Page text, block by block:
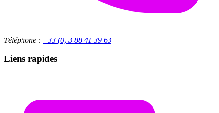
Téléphone : +33 (0) 3 88 41 39 63
Liens rapides